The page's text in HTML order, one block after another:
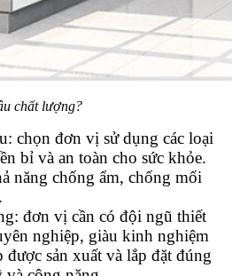
chất lượng?
chọn đơn vị sử dụng các loại
bỉ và an toàn cho sức khỏe.
năng chống ẩm, chống mối
đơn vị cần có đội ngũ thiết
nghiệp, giàu kinh nghiệm
được sản xuất và lắp đặt đúng